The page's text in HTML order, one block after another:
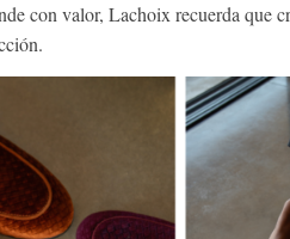
con valor, Lachoix recuerda que